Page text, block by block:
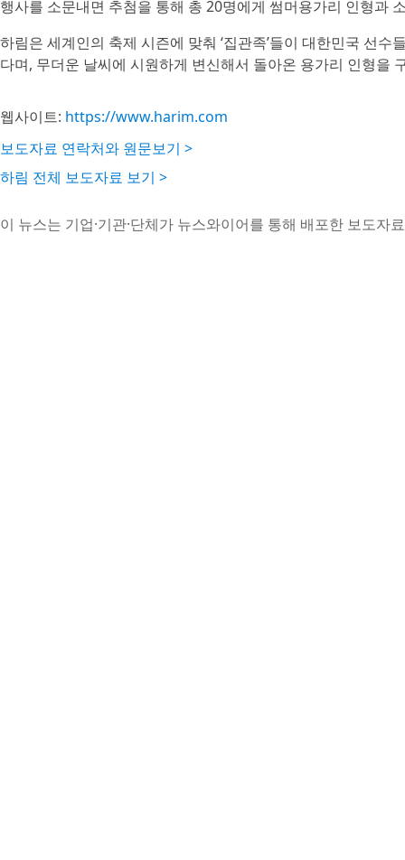
행사를 소문내면 추첨을 통해 총 20명에게 썸머용가리 인형과
하림은 세계인의 축제 시즌에 맞춰 ‘집관족’들이 대한민국 선
다며, 무더운 날씨에 시원하게 변신해서 돌아온 용가리 인형을
웹사이트: https://www.harim.com
보도자료 연락처와 원문보기 >
하림 전체 보도자료 보기 >
이 뉴스는 기업·기관·단체가 뉴스와이어를 통해 배포한 보도자